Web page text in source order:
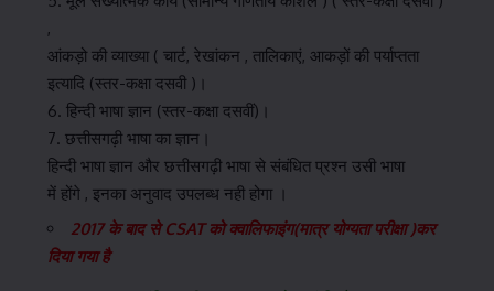
,
आंकड़ो की व्याख्या ( चार्ट, रेखांकन , तालिकाएं, आकड़ों की पर्याप्तता
इत्यादि (स्तर-कक्षा दसवी )।
6. हिन्दी भाषा ज्ञान (स्तर-कक्षा दसवीं)।
7. छत्तीसगढ़ी भाषा का ज्ञान।
हिन्दी भाषा ज्ञान और छत्तीसगढ़ी भाषा से संबंधित प्रश्न उसी भाषा
में होंगे , इनका अनुवाद उपलब्ध नही होगा ।
2017 के बाद से CSAT को क्वालिफाइंग(मात्र योग्यता परीक्षा )कर
दिया गया है